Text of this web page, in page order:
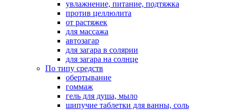
увлажнение, питание, подтяжка
против целлюлита
от растяжек
для массажа
автозагар
для загара в солярии
для загара на солнце
По типу средств
обертывание
гоммаж
гель для душа, мыло
шипучие таблетки для ванны, соль